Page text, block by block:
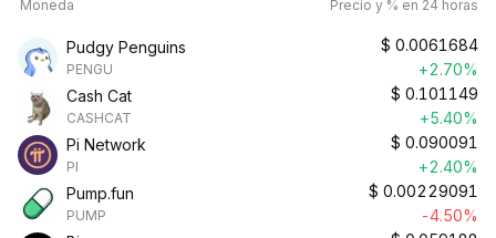
Moneda Precio y % en 24 horas
Pudgy Penguins
PENGU
$ 0.0061684
+2.70%
Cash Cat
CASHCAT
$ 0.101149
+5.40%
Pi Network
PI
$ 0.090091
+2.40%
Pump.fun
PUMP
$ 0.00229091
-4.50%